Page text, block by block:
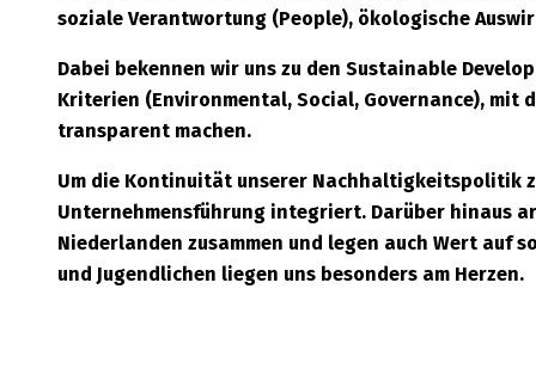
soziale Verantwortung (People), ökologische
Dabei bekennen wir uns zu den Sustainable
Kriterien (Environmental, Social, Governance), mit
transparent machen.
Um die Kontinuität unserer Nachhaltigkeitspolitik
Unternehmensführung integriert. Darüber hinaus
Niederlanden zusammen und legen auch Wert auf
und Jugendlichen liegen uns besonders am Herzen.